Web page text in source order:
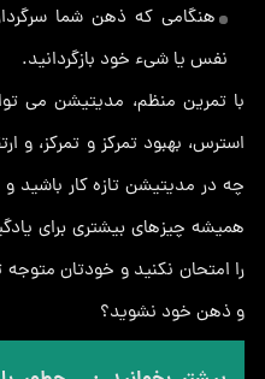
هنگامی که ذهن شما
نفس یا شیء خود بازگردانید.
با تمرین منظم، مدیتیشن می
استرس، بهبود تمرکز و تمرکز، و
چه در مدیتیشن تازه کار باشید
همیشه چیزهای بیشتری برای
را امتحان نکنید و خودتان
و ذهن خود نشوید؟